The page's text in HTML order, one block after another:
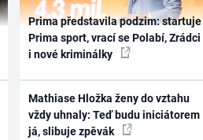
Prima představila podzim: startuje
Prima sport, vrací se Polabí, Zrádci
i nové kriminálky
Mathiase Hložka ženy do vztahu
vždy uhnaly: Teď budu iniciátorem
já, slibuje zpěvák